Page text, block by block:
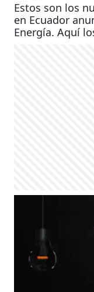
Estos son los
en Ecuador
Energía. Aquí